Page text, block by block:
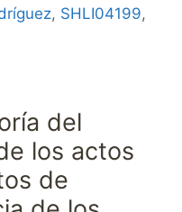
, SHLI04199,
del
los actos
de